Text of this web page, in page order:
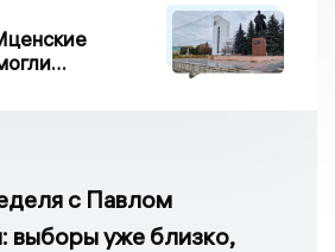
с Павлом
выборы уже близко,